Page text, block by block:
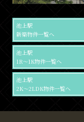
池上駅
新築物件一覧へ
池上駅
1R～1K物件一覧へ
池上駅
2K～2LDK物件一覧へ